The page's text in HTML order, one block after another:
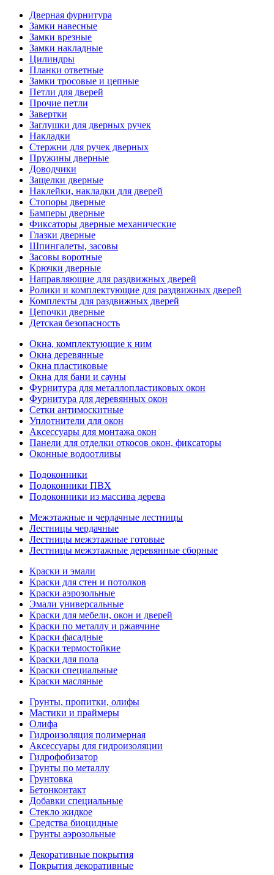
Дверная фурнитура
Замки навесные
Замки врезные
Замки накладные
Цилиндры
Планки ответные
Замки тросовые и цепные
Петли для дверей
Прочие петли
Завертки
Заглушки для дверных ручек
Накладки
Стержни для ручек дверных
Пружины дверные
Доводчики
Защелки дверные
Наклейки, накладки для дверей
Стопоры дверные
Бамперы дверные
Фиксаторы дверные механические
Глазки дверные
Шпингалеты, засовы
Засовы воротные
Крючки дверные
Направляющие для раздвижных дверей
Ролики и комплектующие для раздвижных дверей
Комплекты для раздвижных дверей
Цепочки дверные
Детская безопасность
Окна, комплектующие к ним
Окна деревянные
Окна пластиковые
Окна для бани и сауны
Фурнитура для металлопластиковых окон
Фурнитура для деревянных окон
Сетки антимоскитные
Уплотнители для окон
Аксессуары для монтажа окон
Панели для отделки откосов окон, фиксаторы
Оконные водоотливы
Подоконники
Подоконники ПВХ
Подоконники из массива дерева
Межэтажные и чердачные лестницы
Лестницы чердачные
Лестницы межэтажные готовые
Лестницы межэтажные деревянные сборные
Краски и эмали
Краски для стен и потолков
Краски аэрозольные
Эмали универсальные
Краски для мебели, окон и дверей
Краски по металлу и ржавчине
Краски фасадные
Краски термостойкие
Краски для пола
Краски специальные
Краски масляные
Грунты, пропитки, олифы
Мастики и праймеры
Олифа
Гидроизоляция полимерная
Аксессуары для гидроизоляции
Гидрофобизатор
Грунты по металлу
Грунтовка
Бетонконтакт
Добавки специальные
Стекло жидкое
Средства биоцидные
Грунты аэрозольные
Декоративные покрытия
Покрытия декоративные